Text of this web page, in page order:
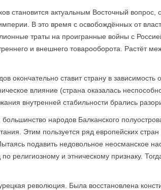
становится актуальным Восточный вопрос,
В это время с освобождённых от
траты на проигранные войны с
и внешнего товарооборота. Растёт
окончательно ставит страну в зависимость
влияние (страна оказалась
внутренней стабильности брались
народов Балканского
Этим пользуется ряд европейских
подавить недовольное неосманское
религиозному и этническому признаку.
революция. Была восстановлена